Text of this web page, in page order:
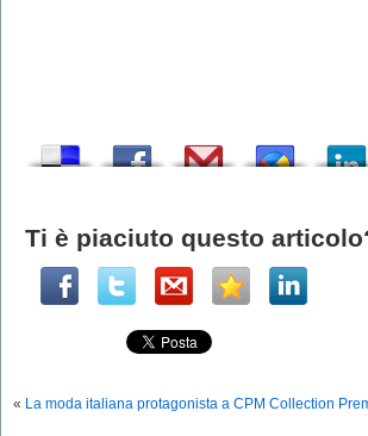
Ti è piaciuto questo
« La moda italiana protagonista a CPM Collection